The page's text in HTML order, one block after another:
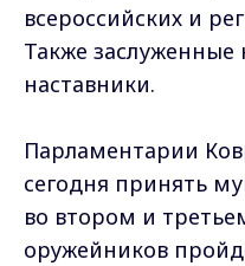
всероссийских и
Также заслуженные
наставники.
Парламентарии
сегодня принять
во втором и
оружейников